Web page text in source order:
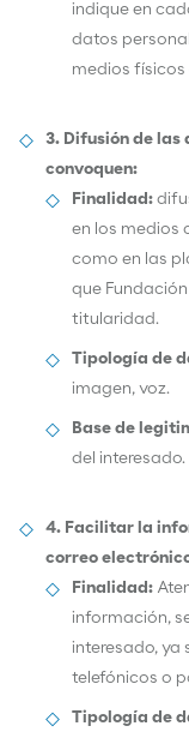
indique en
datos
medios
3. Difusión de las
convoquen:
Finalidad:
en los medios
como en las
que
titularidad.
Tipología de
imagen, voz.
Base de
del interesado.
4. Facilitar la
correo
Finalidad:
información,
interesado, ya
telefónicos o
Tipología de